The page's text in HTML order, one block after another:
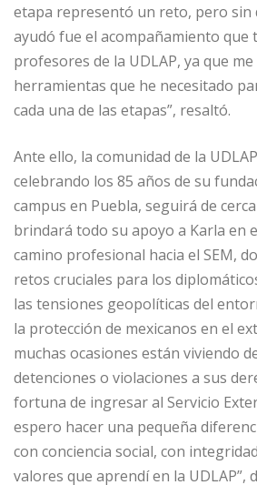
etapa representó un reto, pero sin
ayudó fue el acompañamiento que
profesores de la UDLAP, ya que me
herramientas que he necesitado
cada una de las etapas”, resaltó.
Ante ello, la comunidad de la
celebrando los 85 años de su
campus en Puebla, seguirá de
brindará todo su apoyo a Karla en
camino profesional hacia el SEM,
retos cruciales para los
las tensiones geopolíticas del
la protección de mexicanos en el
muchas ocasiones están viviendo
detenciones o violaciones a sus
fortuna de ingresar al Servicio
espero hacer una pequeña
con conciencia social, con
valores que aprendí en la UDLAP”,